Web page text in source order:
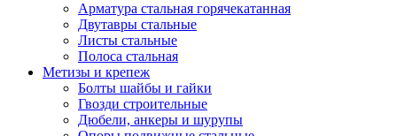
Арматура стальная горячекатанная
Двутавры стальные
Листы стальные
Полоса стальная
Метизы и крепеж
Болты шайбы и гайки
Гвозди строительные
Дюбели, анкеры и шурупы